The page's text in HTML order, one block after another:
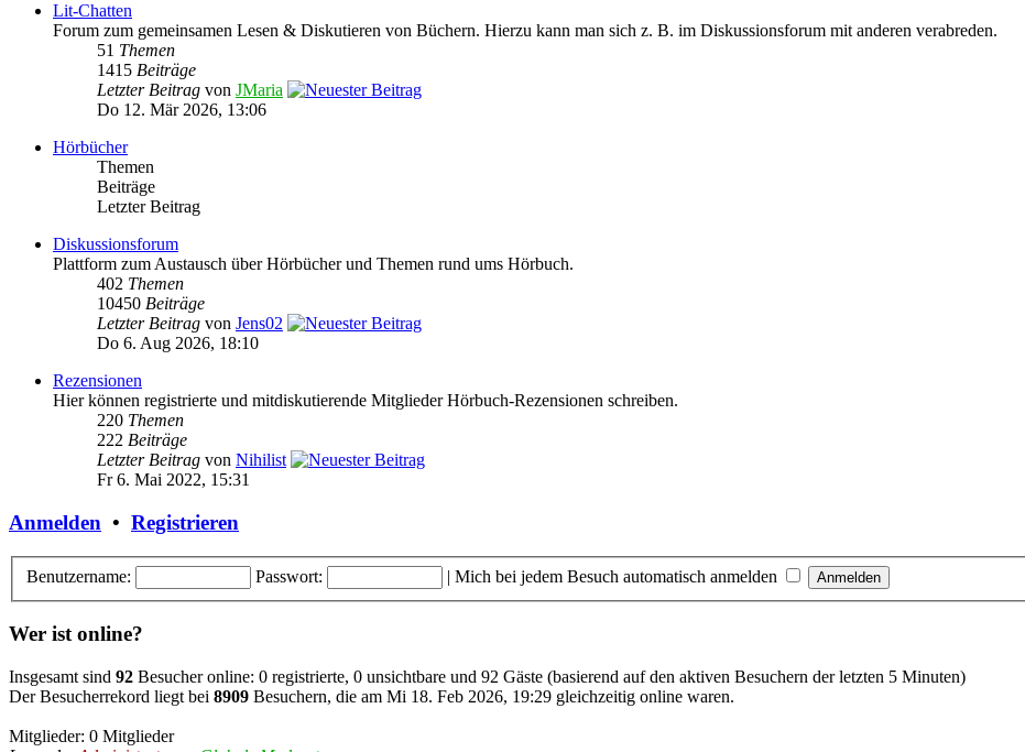
Lit-Chatten
Forum zum gemeinsamen Lesen & Diskutieren von Büchern. Hierzu kann man sich z. B. im Diskussionsforum mit anderen verabreden.
51 Themen
1415 Beiträge
Letzter Beitrag von JMaria
Do 12. Mär 2026, 13:06
Hörbücher
Themen
Beiträge
Letzter Beitrag
Diskussionsforum
Plattform zum Austausch über Hörbücher und Themen rund ums Hörbuch.
402 Themen
10450 Beiträge
Letzter Beitrag von Jens02
Do 6. Aug 2026, 18:10
Rezensionen
Hier können registrierte und mitdiskutierende Mitglieder Hörbuch-Rezensionen schreiben.
220 Themen
222 Beiträge
Letzter Beitrag von Nihilist
Fr 6. Mai 2022, 15:31
Anmelden • Registrieren
Benutzername: Passwort: | Mich bei jedem Besuch automatisch anmelden
Wer ist online?
Insgesamt sind 92 Besucher online: 0 registrierte, 0 unsichtbare und 92 Gäste (basierend auf den aktiven Besuchern der letzten 5 Minuten)
Der Besucherrekord liegt bei 8909 Besuchern, die am Mi 18. Feb 2026, 19:29 gleichzeitig online waren.
Mitglieder: 0 Mitglieder